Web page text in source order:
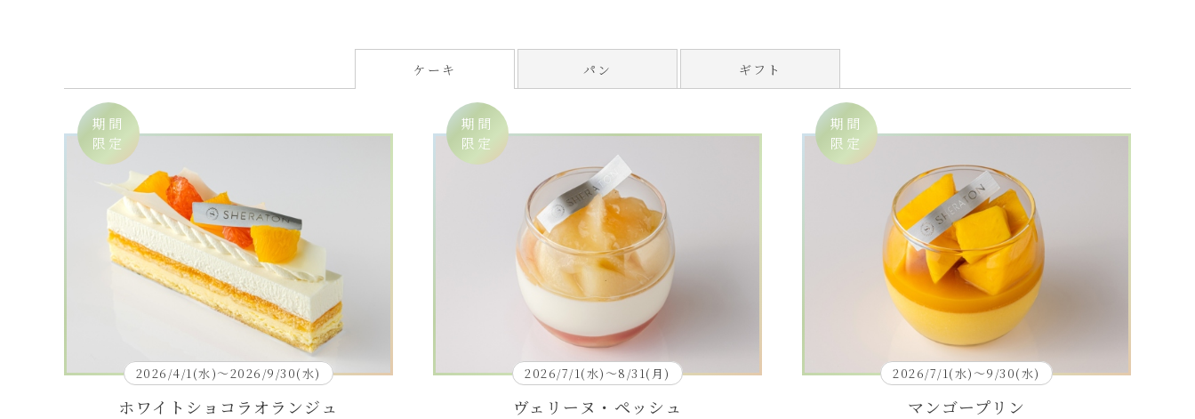
ケーキ パン ギフト
期間
限定
2026/4/1(水)～2026/9/30(水)
ホワイトショコラオランジュ
期間
限定
2026/7/1(水)～8/31(月)
ヴェリーヌ・ペッシュ
期間
限定
2026/7/1(水)～9/30(水)
マンゴープリン